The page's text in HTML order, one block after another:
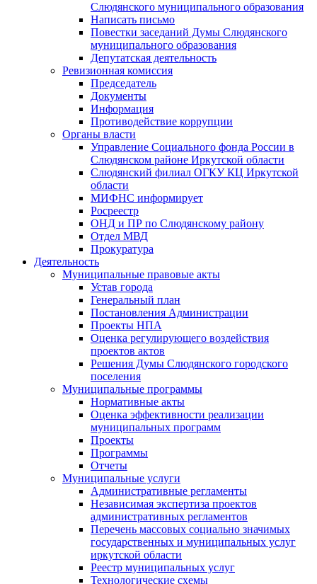
Слюдянского муниципального образования
Написать письмо
Повестки заседаний Думы Слюдянского
муниципального образования
Депутатская деятельность
Ревизионная комиссия
Председатель
Документы
Информация
Противодействие коррупции
Органы власти
Управление Социального фонда России в
Слюдянском районе Иркутской области
Слюдянский филиал ОГКУ КЦ Иркутской
области
МИФНС информирует
Росреестр
ОНД и ПР по Слюдянскому району
Отдел МВД
Прокуратура
Деятельность
Муниципальные правовые акты
Устав города
Генеральный план
Постановления Администрации
Проекты НПА
Оценка регулирующего воздействия
проектов актов
Решения Думы Слюдянского городского
поселения
Муниципальные программы
Нормативные акты
Оценка эффективности реализации
муниципальных программ
Проекты
Программы
Отчеты
Муниципальные услуги
Административные регламенты
Независимая экспертиза проектов
административных регламентов
Перечень массовых социально значимых
государственных и муниципальных услуг
иркутской области
Реестр муниципальных услуг
Технологические схемы